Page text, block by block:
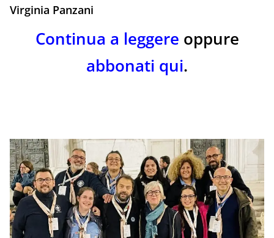
Virginia Panzani
Continua a leggere oppure
abbonati qui.